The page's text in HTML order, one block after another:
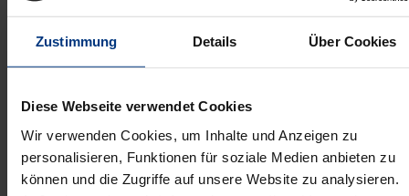
Zustimmung Details Über Cookies
Diese Webseite verwendet Cookies
Wir verwenden Cookies, um Inhalte und Anzeigen zu
personalisieren, Funktionen für soziale Medien anbieten zu
können und die Zugriffe auf unsere Website zu analysieren.
Available
Add to Cart
Add to Wish List